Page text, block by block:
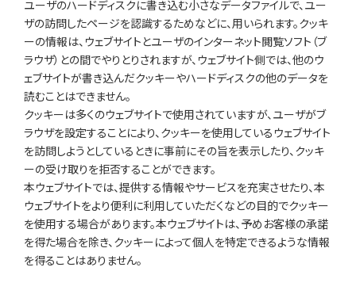
ユーザのハードディスクに書き込む小さなデータファイルで、ユー
ザの訪問したページを認識するためなどに、用いられます。クッキ
ーの情報は、ウェブサイトとユーザのインターネット閲覧ソフト（ブ
ラウザ）との間でやりとりされますが、ウェブサイト側では、他のウ
ェブサイトが書き込んだクッキーやハードディスクの他のデータを
読むことはできません。
クッキーは多くのウェブサイトで使用されていますが、ユーザがブ
ラウザを設定することにより、クッキーを使用しているウェブサイト
を訪問しようとしているときに事前にその旨を表示したり、クッキ
ーの受け取りを拒否することができます。
本ウェブサイトでは、提供する情報やサービスを充実させたり、本
ウェブサイトをより便利に利用していただくなどの目的でクッキー
を使用する場合があります。本ウェブサイトは、予めお客様の承諾
を得た場合を除き、クッキーによって個人を特定できるような情報
を得ることはありません。